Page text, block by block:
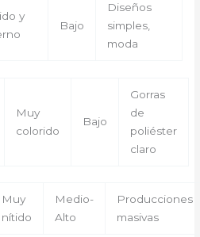
y
Bajo
Diseños
simples,
moda
Muy
colorido
Bajo
Gorras
de
poliéster
claro
Muy
nítido
Medio-
Alto
Producciones
masivas